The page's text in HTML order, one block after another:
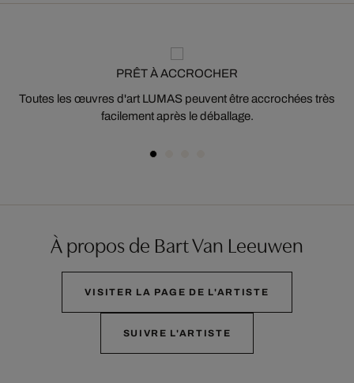
PRÊT À ACCROCHER
Toutes les œuvres d'art LUMAS peuvent être accrochées très
facilement après le déballage.
À propos de Bart Van Leeuwen
VISITER LA PAGE DE L'ARTISTE
SUIVRE L'ARTISTE